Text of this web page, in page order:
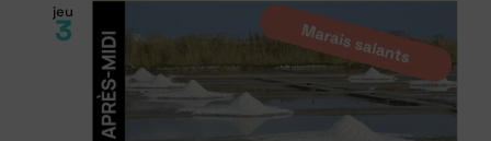
jeu
3